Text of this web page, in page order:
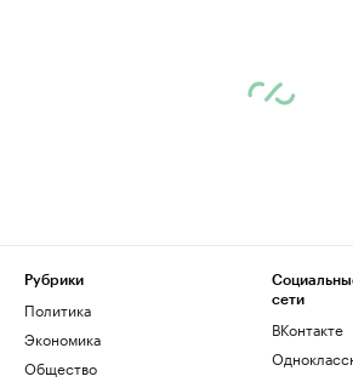
Рубрики
Политика
Экономика
Общество
сети
ВКонтакте